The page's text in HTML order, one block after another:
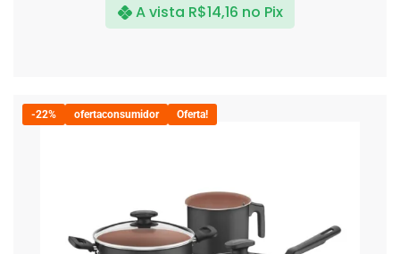
A vista R$14,16 no Pix
-22% ofertaconsumidor Oferta!